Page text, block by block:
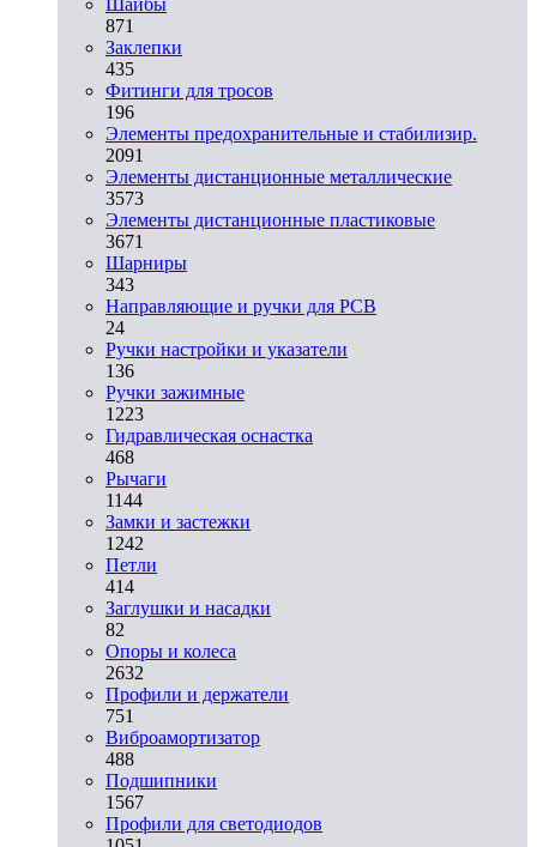
871
Заклепки
435
Фитинги для тросов
196
Элементы предохранительные и стабилизир.
2091
Элементы дистанционные металлические
3573
Элементы дистанционные пластиковые
3671
Шарниры
343
Направляющие и ручки для PCB
24
Ручки настройки и указатели
136
Ручки зажимные
1223
Гидравлическая оснастка
468
Рычаги
1144
Замки и застежки
1242
Петли
414
Заглушки и насадки
82
Опоры и колеса
2632
Профили и держатели
751
Виброамортизатор
488
Подшипники
1567
Профили для светодиодов